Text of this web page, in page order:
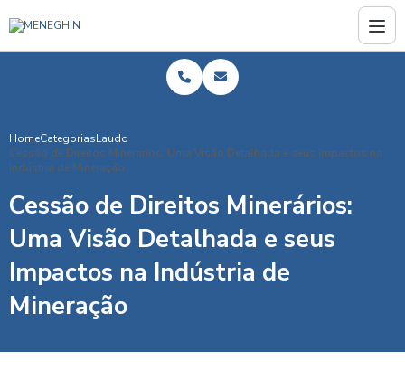
HomeCategoriasLaudo
Cessão de Direitos Minerários: Uma Visão Detalhada e seus Impactos na
Indústria de Mineração
Cessão de Direitos Minerários:
Uma Visão Detalhada e seus
Impactos na Indústria de
Mineração